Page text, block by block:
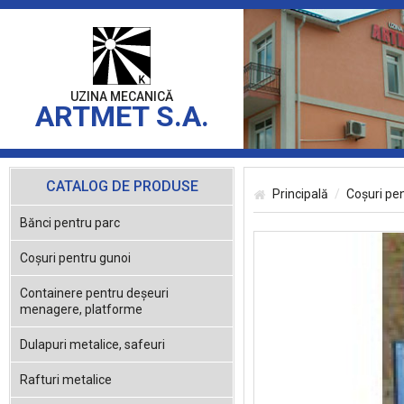
UZINA MECANICĂ
ARTMET S.A.
CATALOG DE PRODUSE
Bănci pentru parc
Coşuri pentru gunoi
Containere pentru deşeuri
menagere, platforme
Dulapuri metalice, safeuri
Rafturi metalice
Principală Coşuri